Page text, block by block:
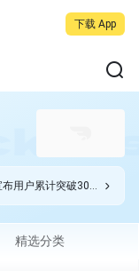
下载 App
精选分类